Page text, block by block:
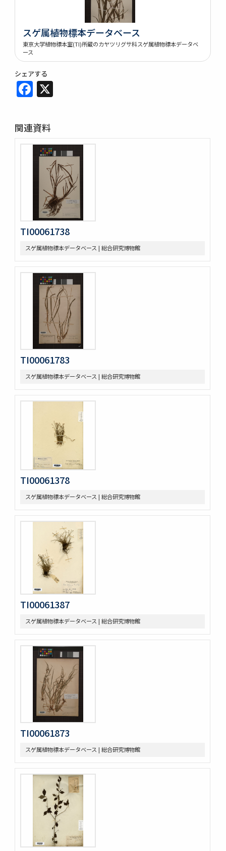
スゲ属植物標本データベース
東京大学植物標本室(TI)所蔵のカヤツリグサ科スゲ属植物標本データベ
ース
シェアする
Facebook
関連資料
TI00061738
スゲ属植物標本データベース | 総合研究博物館
TI00061783
スゲ属植物標本データベース | 総合研究博物館
TI00061378
スゲ属植物標本データベース | 総合研究博物館
TI00061387
スゲ属植物標本データベース | 総合研究博物館
TI00061873
スゲ属植物標本データベース | 総合研究博物館